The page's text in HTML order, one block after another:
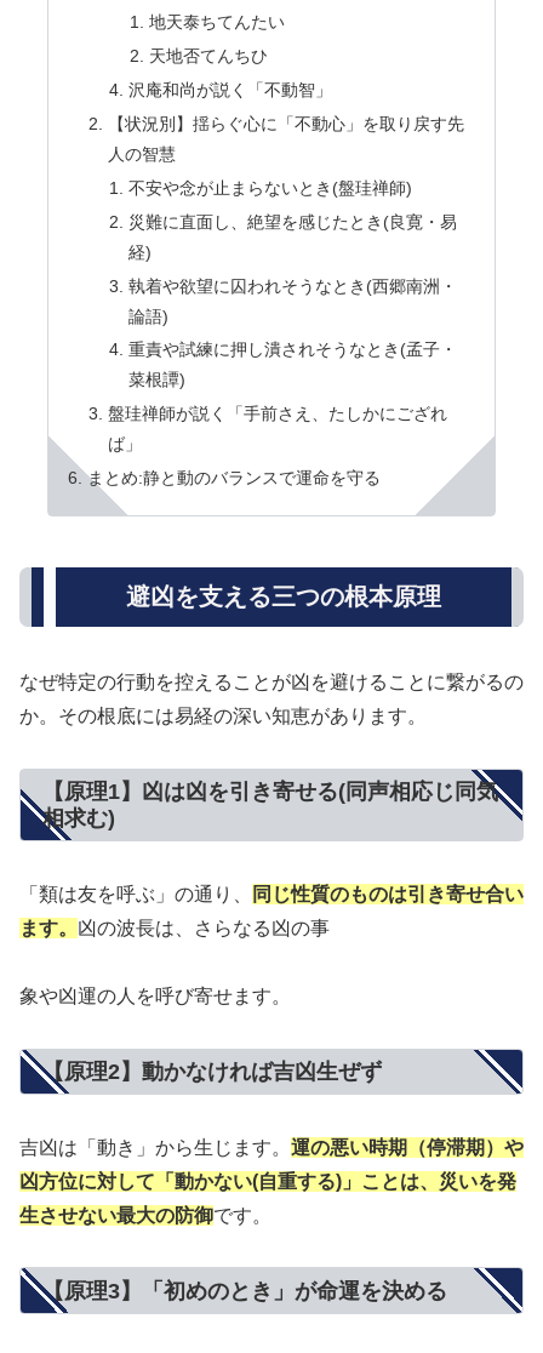
地天泰ちてんたい
天地否てんちひ
沢庵和尚が説く「不動智」
【状況別】揺らぐ心に「不動心」を取り戻す先
人の智慧
不安や念が止まらないとき(盤珪禅師)
災難に直面し、絶望を感じたとき(良寛・易
経)
執着や欲望に囚われそうなとき(西郷南洲・
論語)
重責や試練に押し潰されそうなとき(孟子・
菜根譚)
盤珪禅師が説く「手前さえ、たしかにござれ
ば」
まとめ:静と動のバランスで運命を守る
避凶を支える三つの根本原理
なぜ特定の行動を控えることが凶を避けることに繋がるの
か。その根底には易経の深い知恵があります。
【原理1】凶は凶を引き寄せる(同声相応じ同気
相求む)
「類は友を呼ぶ」の通り、
同じ性質のものは引き寄せ合い
ます。 凶の波長は、さらなる凶の事
象や凶運の人を呼び寄せます。
【原理2】動かなければ吉凶生ぜず
吉凶は「動き」から生じます。 運の悪い時期（停滞期）や
凶方位に対して「動かない(自重する)」ことは、災いを発
生させない最大の防御です。
【原理3】「初めのとき」が命運を決める